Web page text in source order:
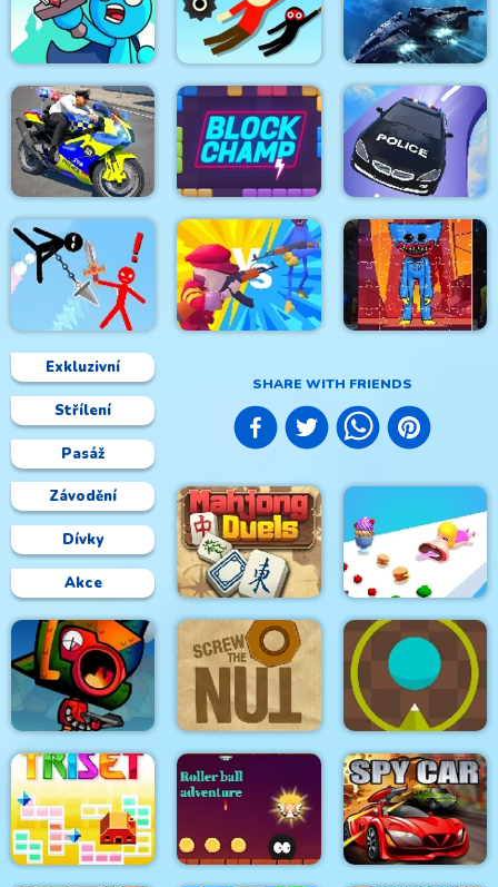
Exkluzivní
Střílení
Pasáž
Závodění
Dívky
Akce
SHARE WITH FRIENDS
Wedding Hidden
Object
Into Space Rage Quit Racer
Stick Clash Online
Hanger 2 HTML5
Censored
Spacewars Invaders
Police Bike Stunt
Race Game
Block Champ
Crazy Car Stunt Car
Games
Super Stickman
Duelist
Huggy Army
Commander
Huggie Wuggie
Jigsaw
Mahjong Duels Mouth Shift 3D
Steam Droid Green Prickle